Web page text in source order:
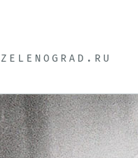
ZELENOGRAD.RU